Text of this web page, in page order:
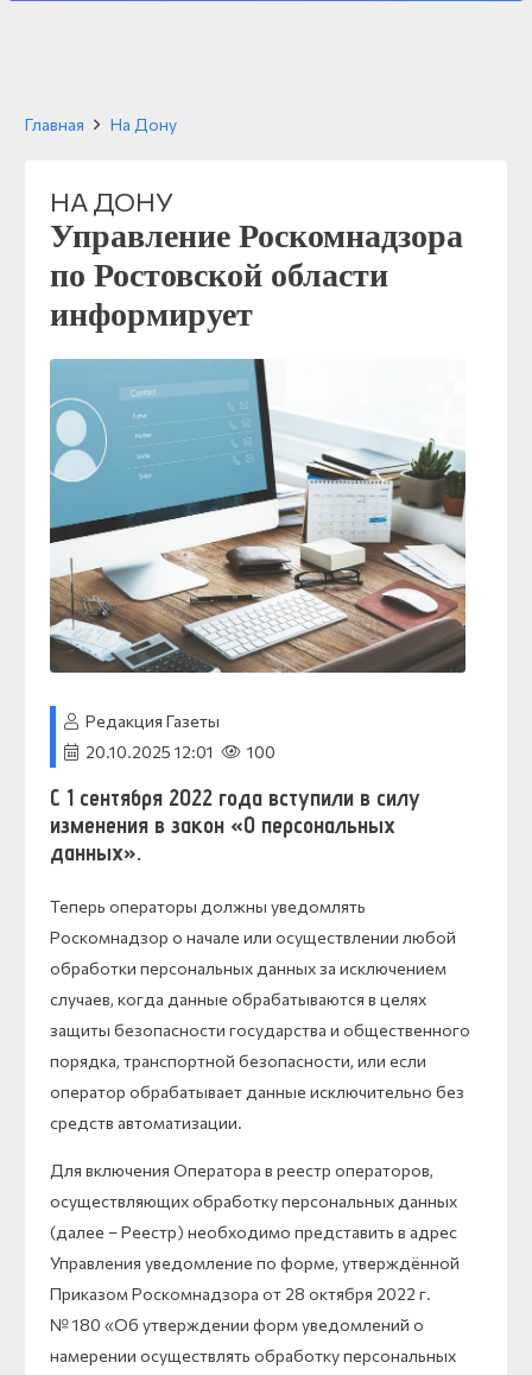
Главная На Дону
НА ДОНУ
Управление Роскомнадзора
по Ростовской области
информирует
Редакция Газеты
20.10.2025 12:01
100
С 1 сентября 2022 года вступили в силу
изменения в закон «О персональных
данных».
Теперь операторы должны уведомлять
Роскомнадзор о начале или осуществлении любой
обработки персональных данных за исключением
случаев, когда данные обрабатываются в целях
защиты безопасности государства и общественного
порядка, транспортной безопасности, или если
оператор обрабатывает данные исключительно без
средств автоматизации.
Для включения Оператора в реестр операторов,
осуществляющих обработку персональных данных
(далее – Реестр) необходимо представить в адрес
Управления уведомление по форме, утверждённой
Приказом Роскомнадзора от 28 октября 2022 г.
№ 180 «Об утверждении форм уведомлений о
намерении осуществлять обработку персональных